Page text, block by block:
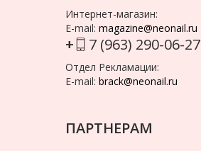
Интернет-магазин:
E-mail: magazine@neonail.ru
+ 7 (963) 290-06-27
Отдел Рекламации:
E-mail: brack@neonail.ru
ПАРТНЕРАМ